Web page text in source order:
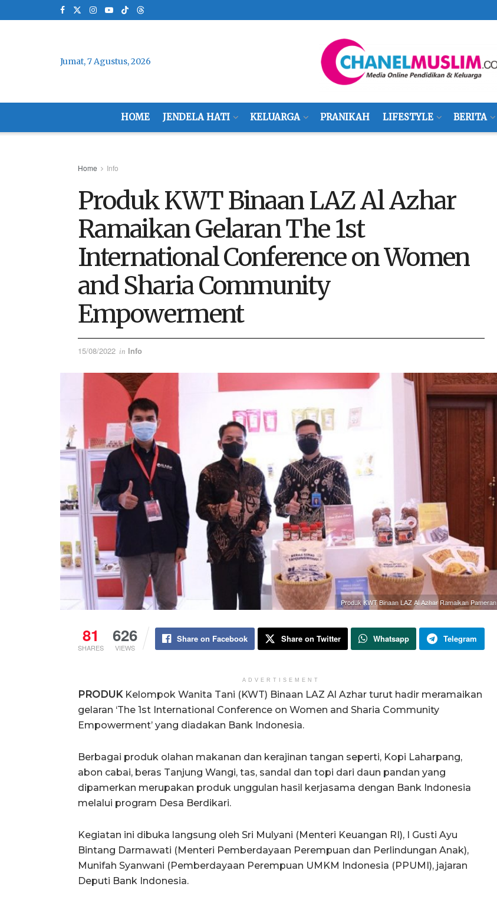
Jumat, 7 Agustus, 2026
HOME JENDELA HATI KELUARGA PRANIKAH LIFESTYLE BERITA
Home Info
Produk KWT Binaan LAZ Al Azhar
Ramaikan Gelaran The 1st
International Conference on Women
and Sharia Community
Empowerment
15/08/2022 in Info
Produk KWT Binaan LAZ Al Azhar Ramaikan Pameran
81
SHARES
626
VIEWS
Share on Facebook Share on Twitter Whatsapp Telegram
ADVERTISEMENT
PRODUKKelompok Wanita Tani (KWT) Binaan LAZ Al Azhar turut hadir meramaikan
gelaran ‘The 1st International Conference on Women and Sharia Community
Empowerment’ yang diadakan Bank Indonesia.
Berbagai produk olahan makanan dan kerajinan tangan seperti, Kopi Laharpang,
abon cabai, beras Tanjung Wangi, tas, sandal dan topi dari daun pandan yang
dipamerkan merupakan produk unggulan hasil kerjasama dengan Bank Indonesia
melalui program Desa Berdikari.
Kegiatan ini dibuka langsung oleh Sri Mulyani (Menteri Keuangan RI), I Gusti Ayu
Bintang Darmawati (Menteri Pemberdayaan Perempuan dan Perlindungan Anak),
Munifah Syanwani (Pemberdayaan Perempuan UMKM Indonesia (PPUMI), jajaran
Deputi Bank Indonesia.